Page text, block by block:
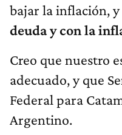
bajar la inflación, y
deuda y con la
Creo que nuestro
adecuado, y que
Federal para
Argentino.